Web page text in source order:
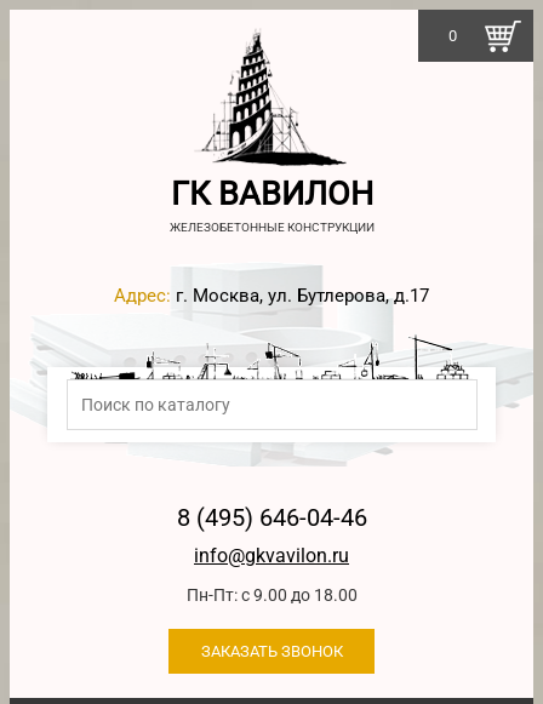
ГК ВАВИЛОН
ЖЕЛЕЗОБЕТОННЫЕ КОНСТРУКЦИИ
Адрес: г. Москва, ул. Бутлерова, д.17
8 (495) 646-04-46
info@gkvavilon.ru
Пн-Пт: с 9.00 до 18.00
ЗАКАЗАТЬ ЗВОНОК
0